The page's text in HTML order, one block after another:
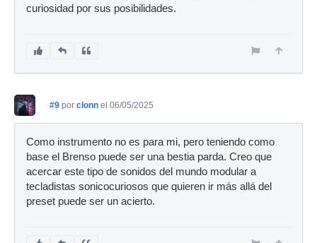
curiosidad por sus posibilidades.
#9 por clonn el 06/05/2025
Como instrumento no es para mi, pero teniendo como
base el Brenso puede ser una bestia parda. Creo que
acercar este tipo de sonidos del mundo modular a
tecladistas sonicocuriosos que quieren ir más allá del
preset puede ser un acierto.